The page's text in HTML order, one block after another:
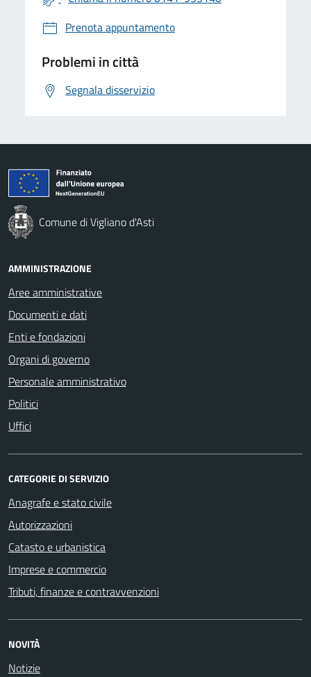
Prenota appuntamento
Problemi in città
Segnala disservizio
Comune di Vigliano d'Asti
AMMINISTRAZIONE
Aree amministrative
Documenti e dati
Enti e fondazioni
Organi di governo
Personale amministrativo
Politici
Uffici
CATEGORIE DI SERVIZIO
Anagrafe e stato civile
Autorizzazioni
Catasto e urbanistica
Imprese e commercio
Tributi, finanze e contravvenzioni
NOVITÀ
Notizie